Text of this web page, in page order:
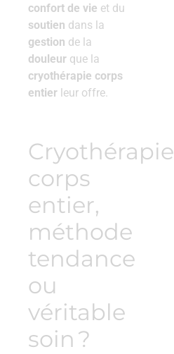
confort de vie et du
soutien dans la
gestion de la
douleur que la
cryothérapie corps
entier leur offre.
Cryothérapie
corps
entier,
méthode
tendance
ou
véritable
soin ?